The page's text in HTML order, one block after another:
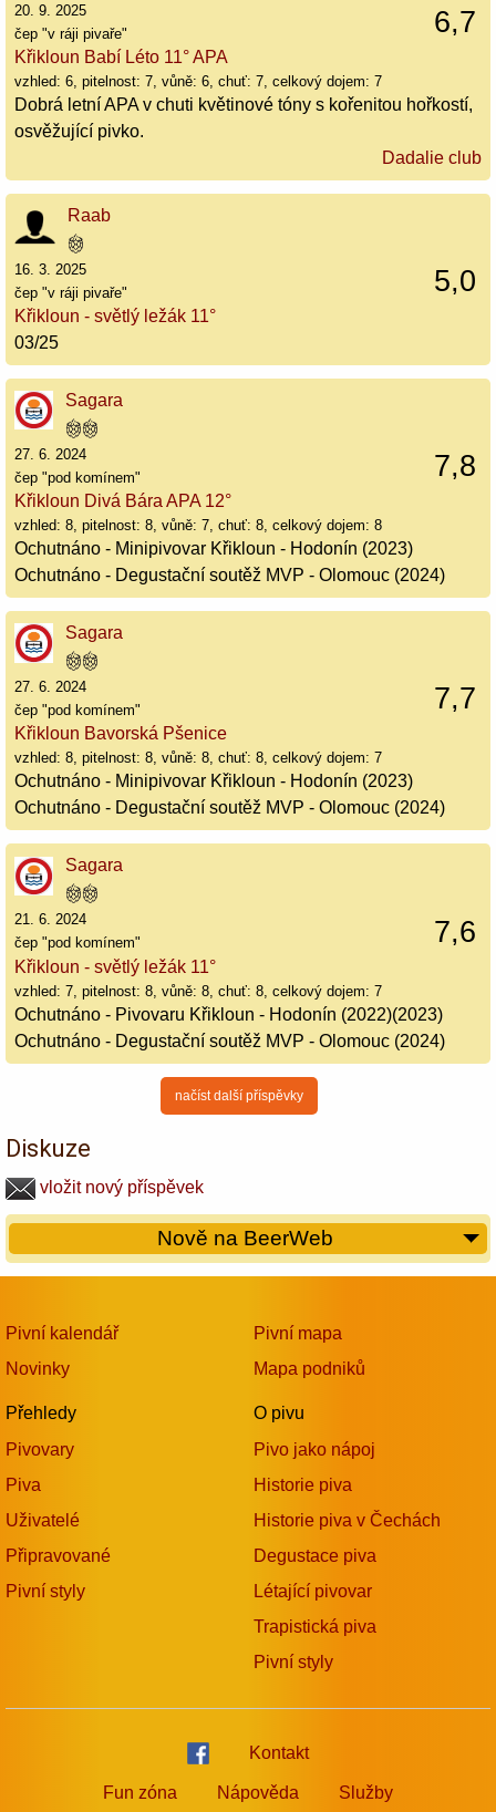
6,7
20. 9. 2025
čep "v ráji pivaře"
Křikloun Babí Léto 11° APA
vzhled: 6, pitelnost: 7, vůně: 6, chuť: 7, celkový dojem: 7
Dobrá letní APA v chuti květinové tóny s kořenitou hořkostí,
osvěžující pivko.
Dadalie club
Raab
5,0
16. 3. 2025
čep "v ráji pivaře"
Křikloun - světlý ležák 11°
03/25
Sagara
7,8
27. 6. 2024
čep "pod komínem"
Křikloun Divá Bára APA 12°
vzhled: 8, pitelnost: 8, vůně: 7, chuť: 8, celkový dojem: 8
Ochutnáno - Minipivovar Křikloun - Hodonín (2023)
Ochutnáno - Degustační soutěž MVP - Olomouc (2024)
Sagara
7,7
27. 6. 2024
čep "pod komínem"
Křikloun Bavorská Pšenice
vzhled: 8, pitelnost: 8, vůně: 8, chuť: 8, celkový dojem: 7
Ochutnáno - Minipivovar Křikloun - Hodonín (2023)
Ochutnáno - Degustační soutěž MVP - Olomouc (2024)
Sagara
7,6
21. 6. 2024
čep "pod komínem"
Křikloun - světlý ležák 11°
vzhled: 7, pitelnost: 8, vůně: 8, chuť: 8, celkový dojem: 7
Ochutnáno - Pivovaru Křikloun - Hodonín (2022)(2023)
Ochutnáno - Degustační soutěž MVP - Olomouc (2024)
načíst další příspěvky
Diskuze
vložit nový příspěvek
Nově na BeerWeb
Pivní kalendář
Novinky
Přehledy
Pivovary
Piva
Uživatelé
Připravované
Pivní styly
Pivní mapa
Mapa podniků
O pivu
Pivo jako nápoj
Historie piva
Historie piva v Čechách
Degustace piva
Létající pivovar
Trapistická piva
Pivní styly
Kontakt
Fun zóna Nápověda Služby